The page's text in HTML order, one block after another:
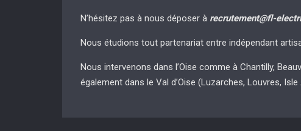
N’hésitez pas à nous déposer à recrutement@fl-
Nous étudions tout partenariat entre indépendant
Nous intervenons dans l’Oise comme à Chantilly,
également dans le Val d’Oise (Luzarches, Louvres,